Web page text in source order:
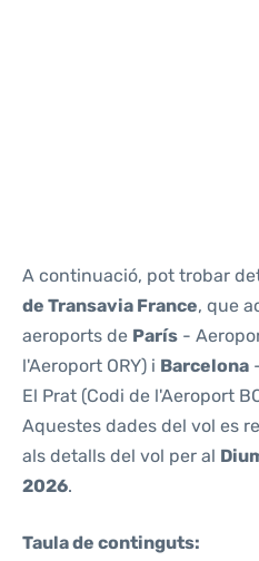
A continuació, pot trobar
de Transavia France, que
aeroports de París -
l'Aeroport ORY) i Barcelona
El Prat (Codi de l'Aeroport
Aquestes dades del vol es
als detalls del vol per al
2026.
Taula de continguts: